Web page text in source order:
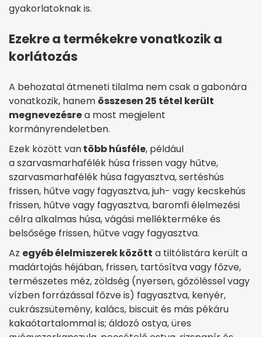
gyakorlatoknak is.
Ezekre a termékekre vonatkozik a
korlátozás
A behozatal átmeneti tilalma nem csak a gabonára
vonatkozik, hanem összesen 25 tétel került
megnevezésrea most megjelent
kormányrendeletben.
Ezek között vantöbb húsféle, például
a szarvasmarhafélék húsa frissen vagy hűtve,
szarvasmarhafélék húsa fagyasztva, sertéshús
frissen, hűtve vagy fagyasztva, juh- vagy kecskehús
frissen, hűtve vagy fagyasztva, baromfi élelmezési
célra alkalmas húsa, vágási mellékterméke és
belsősége frissen, hűtve vagy fagyasztva.
Az egyéb élelmiszerek között a tiltólistára került a
madártojás héjában, frissen, tartósítva vagy főzve,
természetes méz, zöldség (nyersen, gőzöléssel vagy
vízben forrázással főzve is) fagyasztva, kenyér,
cukrászsütemény, kalács, biscuit és más pékáru
kakaótartalommal is; áldozó ostya, üres